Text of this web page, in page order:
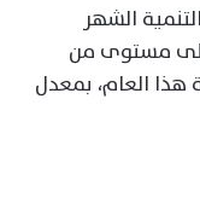
الشهر
مستوى من
هذا العام، بمعدل